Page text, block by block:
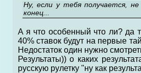
Ну, если у тебя получается,
конец...
А я что особенный что ли? да
40% ставок будут на первые
Недостаток один нужно
Результаты)) о каких
русскую рулетку "ну как